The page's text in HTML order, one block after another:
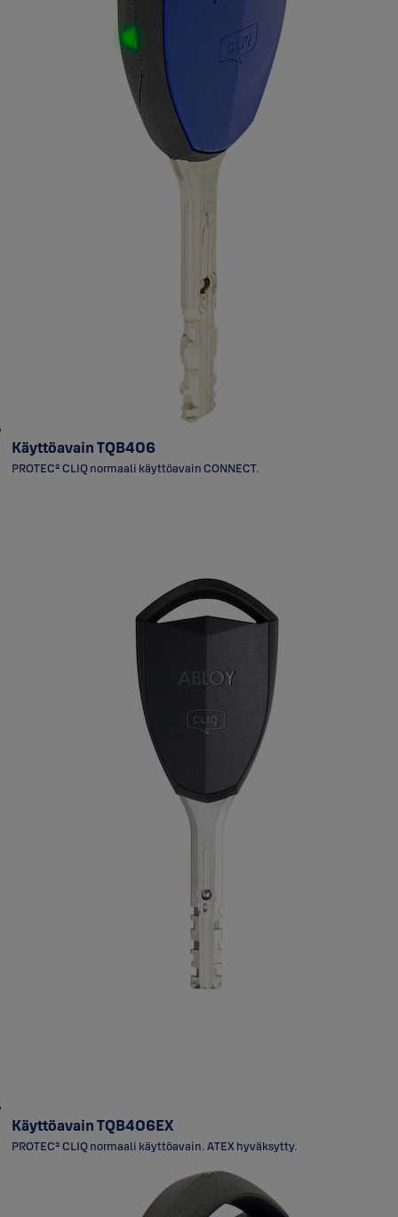
Käyttöavain TQB406
PROTEC² CLIQ normaali käyttöavain CONNECT.
Käyttöavain TQB406EX
PROTEC² CLIQ normaali käyttöavain. ATEX hyväksytty.